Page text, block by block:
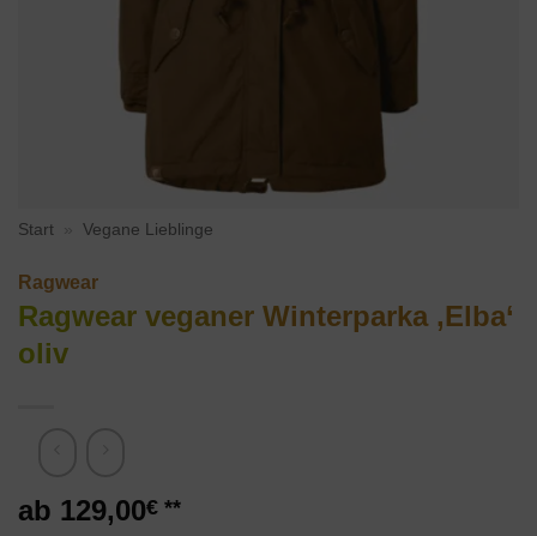
Start Vegane Lieblinge
Ragwear
Ragwear veganer Winterparka ‚Elba‘
oliv
129,00€